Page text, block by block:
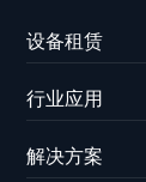
设备租赁
行业应用
解决方案